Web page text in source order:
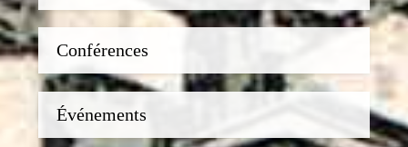
Conférences
Événements